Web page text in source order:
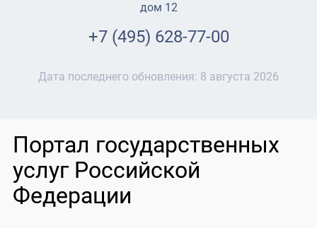
дом 12
+7 (495) 628-77-00
Дата последнего обновления: 8 августа 2026
Портал государственных
услуг Российской
Федерации